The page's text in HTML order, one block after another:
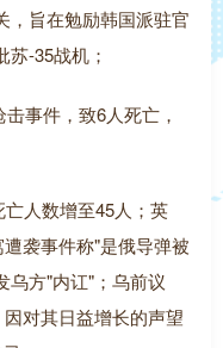
，旨在勉励韩国派驻官
-35战机；
事件，致6人死亡，
人数增至45人；英
袭事件称"是俄导弹被
乌方"内讧"；乌前议
对其日益增长的声望